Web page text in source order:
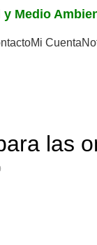
Medio
Mi Cuenta
las